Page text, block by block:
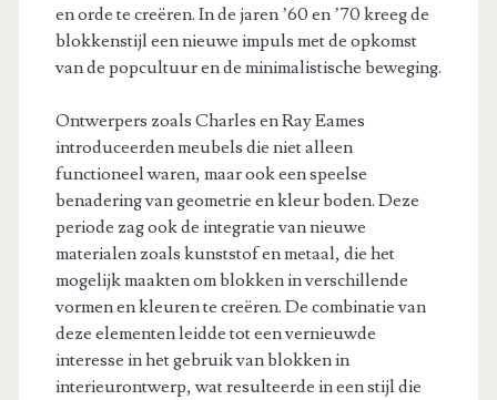
en orde te creëren. In de jaren ’60 en ’70 kreeg de
blokkenstijl een nieuwe impuls met de opkomst
van de popcultuur en de minimalistische beweging.
Ontwerpers zoals Charles en Ray Eames
introduceerden meubels die niet alleen
functioneel waren, maar ook een speelse
benadering van geometrie en kleur boden. Deze
periode zag ook de integratie van nieuwe
materialen zoals kunststof en metaal, die het
mogelijk maakten om blokken in verschillende
vormen en kleuren te creëren. De combinatie van
deze elementen leidde tot een vernieuwde
interesse in het gebruik van blokken in
interieurontwerp, wat resulteerde in een stijl die